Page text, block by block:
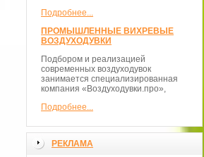
Подробнее...
ПРОМЫШЛЕННЫЕ ВИХРЕВЫЕ
ВОЗДУХОДУВКИ
Подбором и реализацией
современных воздуходувок
занимается специализированная
компания «Воздуходувки.про»,
Подробнее...
РЕКЛАМА